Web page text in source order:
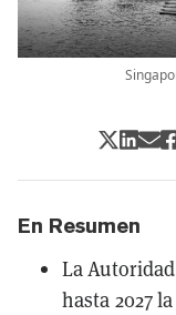
En Resumen
La
hasta 2027